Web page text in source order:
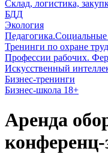
Склад, логистика,
БДД
Экология
Тренинги по охране
Профессии рабочих.
Искусственный
Бизнес-тренинги
Бизнес-школа 18+
Аренда
конференц-